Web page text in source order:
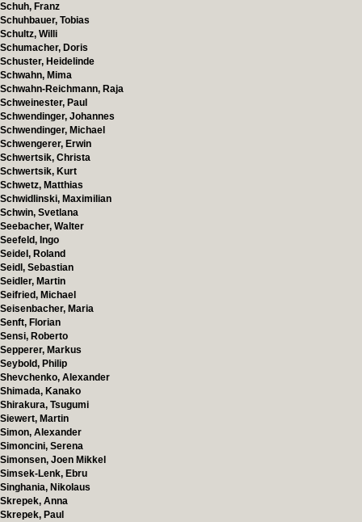
Schuh, Franz
Schuhbauer, Tobias
Schultz, Willi
Schumacher, Doris
Schuster, Heidelinde
Schwahn, Mima
Schwahn-Reichmann, Raja
Schweinester, Paul
Schwendinger, Johannes
Schwendinger, Michael
Schwengerer, Erwin
Schwertsik, Christa
Schwertsik, Kurt
Schwetz, Matthias
Schwidlinski, Maximilian
Schwin, Svetlana
Seebacher, Walter
Seefeld, Ingo
Seidel, Roland
Seidl, Sebastian
Seidler, Martin
Seifried, Michael
Seisenbacher, Maria
Senft, Florian
Sensi, Roberto
Sepperer, Markus
Seybold, Philip
Shevchenko, Alexander
Shimada, Kanako
Shirakura, Tsugumi
Siewert, Martin
Simon, Alexander
Simoncini, Serena
Simonsen, Joen Mikkel
Simsek-Lenk, Ebru
Singhania, Nikolaus
Skrepek, Anna
Skrepek, Paul